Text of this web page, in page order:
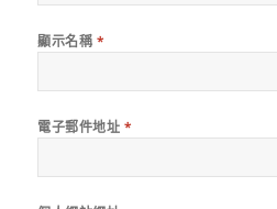
顯示名稱 *
電子郵件地址 *